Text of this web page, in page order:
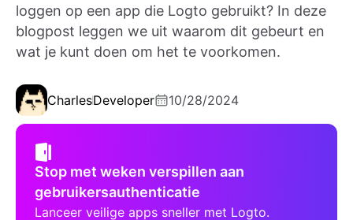
loggen op een app die Logto gebruikt? In deze
blogpost leggen we uit waarom dit gebeurt en
wat je kunt doen om het te voorkomen.
CharlesDeveloper 10/28/2024
Stop met weken verspillen aan
gebruikersauthenticatie
Lanceer veilige apps sneller met Logto.